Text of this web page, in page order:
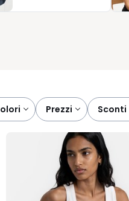
colori prezzi sconti